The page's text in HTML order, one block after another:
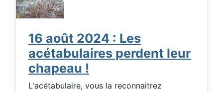
16 août 2024 : Les
acétabulaires perdent leur
chapeau !
L'acétabulaire, vous la reconnaitrez